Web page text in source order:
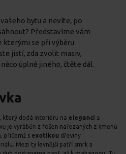
bytu a nevíte, po
Představíme vám
kterými se při výběru
jistí, zda zvolit masiv,
úplně jiného, čtěte dál.
který dodá interiéru na eleganci a
je vyráběn z fošen nařezaných z kmenů
přičemž s exotikou dřeviny
Mezi ty levnější patří smrk a